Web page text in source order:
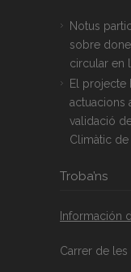
Notus
sobre
circular en
El projecte
actuacions
validació
Climàtic de
Troba’ns
Información
Carrer de les